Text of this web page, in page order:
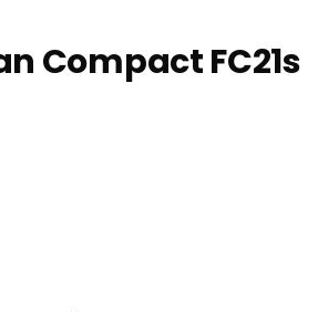
Compact FC21s